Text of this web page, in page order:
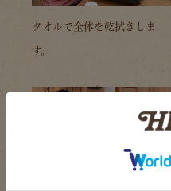
タオルで全体を乾拭きしま
す。